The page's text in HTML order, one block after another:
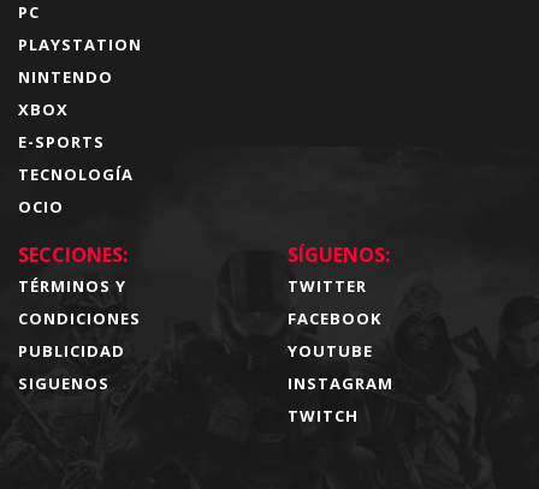
PC
PLAYSTATION
NINTENDO
XBOX
E-SPORTS
TECNOLOGÍA
OCIO
SECCIONES:
TÉRMINOS Y
CONDICIONES
PUBLICIDAD
SIGUENOS
SÍGUENOS:
TWITTER
FACEBOOK
YOUTUBE
INSTAGRAM
TWITCH